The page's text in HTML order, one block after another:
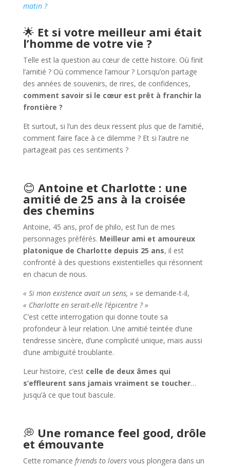
matin ?
🌟 Et si votre meilleur ami était
l’homme de votre vie ?
Telle est la question au cœur de cette histoire. Où finit
l’amitié ? Où commence l’amour ? Lorsqu’on partage
des années de souvenirs, de rires, de confidences,
comment savoir si le cœur est prêt à franchir la
frontière ?
Et surtout, si l’un des deux ressent plus que de l’amitié,
comment faire face à ce dilemme ? Et si l’autre ne
partageait pas ces sentiments ?
😊 Antoine et Charlotte : une
amitié de 25 ans à la croisée
des chemins
Antoine, 45 ans, prof de philo, est l’un de mes
personnages préférés. Meilleur ami et amoureux
platonique de Charlotte depuis 25 ans, il est
confronté à des questions existentielles qui résonnent
en chacun de nous.
« Si mon existence avait un sens, » se demande-t-il,
« Charlotte en serait-elle l’épicentre ? »
C’est cette interrogation qui donne toute sa
profondeur à leur relation. Une amitié teintée d’une
tendresse sincère, d’une complicité unique, mais aussi
d’une ambiguïté troublante.
Leur histoire, c’est celle de deux âmes qui
s’effleurent sans jamais vraiment se toucher…
jusqu’à ce que tout bascule.
💭 Une romance feel good, drôle
et émouvante
Cette romance friends to loversvous plongera dans un